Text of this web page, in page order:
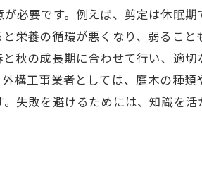
必要です。例えば、剪定は休眠期
栄養の循環が悪くなり、弱ること
秋の成長期に合わせて行い、適切
構工事業者としては、庭木の種類
失敗を避けるためには、知識を活